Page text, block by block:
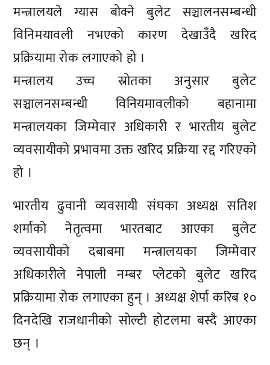
मन्त्रालयले ग्यास बोक्ने बुलेट सञ्चालनसम्बन्धी
विनिमयावली नभएको कारण देखाउँदै खरिद
प्रक्रियामा रोक लगाएको हो ।
मन्त्रालय उच्च स्रोतका अनुसार बुलेट
सञ्चालनसम्बन्धी विनियमावलीको बहानामा
मन्त्रालयका जिम्मेवार अधिकारी र भारतीय बुलेट
व्यवसायीको प्रभावमा उक्त खरिद प्रक्रिया रद्द गरिएको
हो ।
भारतीय ढुवानी व्यवसायी संघका अध्यक्ष सतिश
शर्माको नेतृत्वमा भारतबाट आएका बुलेट
व्यवसायीको दबाबमा मन्त्रालयका जिम्मेवार
अधिकारीले नेपाली नम्बर प्लेटको बुलेट खरिद
प्रक्रियामा रोक लगाएका हुन् । अध्यक्ष शेर्पा करिब १०
दिनदेखि राजधानीको सोल्टी होटलमा बस्दै आएका
छन् ।